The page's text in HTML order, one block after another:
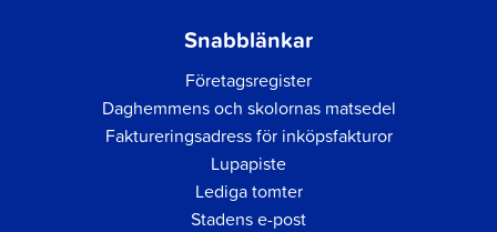
Snabblänkar
Företagsregister
Daghemmens och skolornas matsedel
Faktureringsadress för inköpsfakturor
Lupapiste
Lediga tomter
Stadens e-post